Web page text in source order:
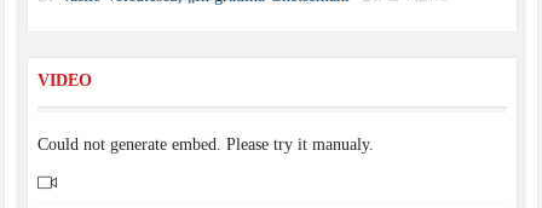
VIDEO
Could not generate embed. Please try it manualy.